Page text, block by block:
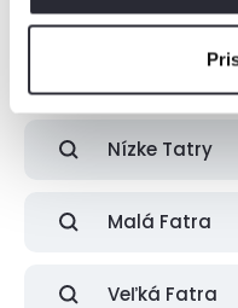
Nízke Tatry
Malá Fatra
Veľká Fatra